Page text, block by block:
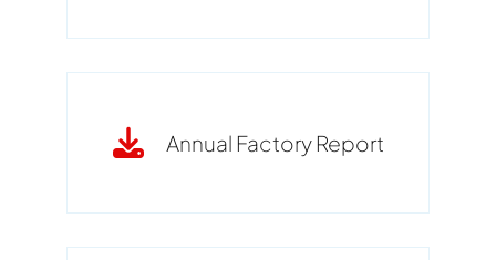
Annual Factory Report